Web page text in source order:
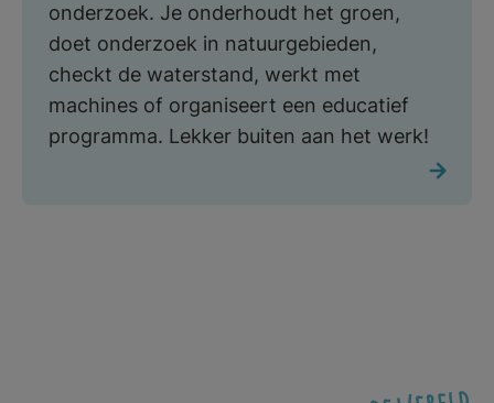
onderzoek. Je onderhoudt het groen,
doet onderzoek in natuurgebieden,
checkt de waterstand, werkt met
machines of organiseert een educatief
programma. Lekker buiten aan het werk!